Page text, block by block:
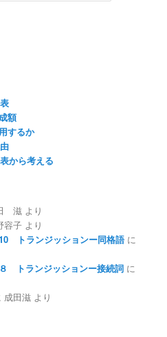
額
するか
から考える
滋 より
容子 より
トランジッションー同格語に
トランジッションー接続詞 に
成田滋 より